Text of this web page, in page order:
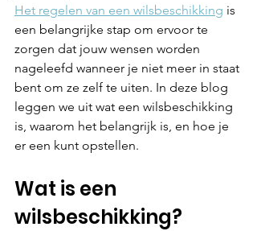
Het regelen van een wilsbeschikking is
een belangrijke stap om ervoor te
zorgen dat jouw wensen worden
nageleefd wanneer je niet meer in staat
bent om ze zelf te uiten. In deze blog
leggen we uit wat een wilsbeschikking
is, waarom het belangrijk is, en hoe je
er een kunt opstellen.
Wat is een
wilsbeschikking?